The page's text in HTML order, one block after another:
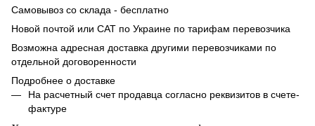
Самовывоз со склада - бесплатно
Новой почтой или САТ по Украине по тарифам перевозчика
Возможна адресная доставка другими перевозчиками по
отдельной договоренности
Подробнее о доставке
На расчетный счет продавца согласно реквизитов в счете-
фактуре